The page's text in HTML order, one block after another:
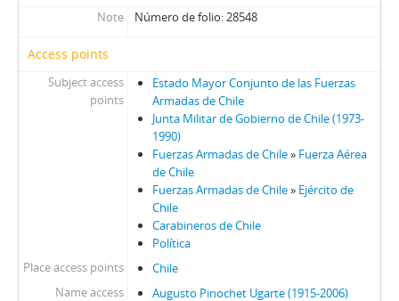
Note Número de folio: 28548
Access points
Subject access
points
Estado Mayor Conjunto de las Fuerzas
Armadas de Chile
Junta Militar de Gobierno de Chile (1973-
1990)
Fuerzas Armadas de Chile» Fuerza Aérea
de Chile
Fuerzas Armadas de Chile» Ejército de
Chile
Carabineros de Chile
Política
Place access points
Chile
Name access
Augusto Pinochet Ugarte (1915-2006)